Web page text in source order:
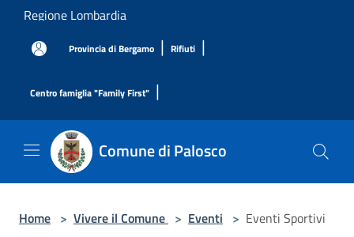
Salta al contenuto principale
Regione Lombardia
Provincia di Bergamo | Rifiuti |
Centro famiglia "Family First" |
Comune di Palosco
Home > Vivere il Comune > Eventi > Eventi Sportivi